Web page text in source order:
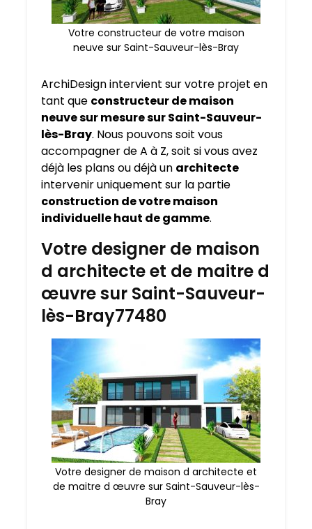
Votre constructeur de votre maison
neuve sur Saint-Sauveur-lès-Bray
ArchiDesign intervient sur votre projet en
tant que constructeur de maison
neuve sur mesure surSaint-Sauveur-
lès-Bray. Nous pouvons soit vous
accompagner de A à Z, soit si vous avez
déjà les plans ou déjà un architecte
intervenir uniquement sur la partie
construction de votre maison
individuelle haut de gamme.
Votre designer de maison
d architecte et de maitre d
œuvre sur Saint-Sauveur-
lès-Bray77480
Votre designer de maison d architecte et
de maitre d œuvre sur Saint-Sauveur-lès-
Bray